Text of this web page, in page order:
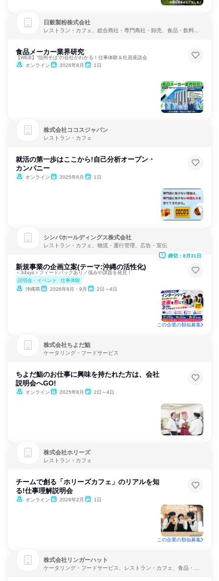
日穀製粉株式会社
レストラン・カフェ、総合商社・専門商社・卸売、食品・飲料メ
食品メーカー業界研究
【WEB】“信州そば”の会社がわかる！仕事体験＆社員座談会
オンライン
2026年8月 1日
株式会社ココスジャパン
レストラン・カフェ
就活の第一歩はここから!自己分析オープン・
カンパニー
オンライン 2025年6月 1日
シンバホールディングス株式会社
レストラン・カフェ、物流・運行管理、広告・宣伝
新規事業の企画立案(テーマ:沖縄の活性化)
＜3days＞フィードバックあり／強みや課題を発見！
説明会・イベント
仕事体験
沖縄県
2026年8月・9月 2日～4日
締切：8月31日
この企業の類似募集
株式会社ちよだ鮨
ケータリング・フードサービス
ちよだ鮨のお仕事に興味を持たれた方は、会社
説明会へGO!
オンライン 2025年8月 2日～4日
株式会社ホリーズ
レストラン・カフェ
チームで創る「ホリーズカフェ」のリアルを知
る!仕事理解説明会
オンライン 2026年2月 1日
この企業の類似募集
株式会社リンガーハット
ケータリング・フードサービス、レストラン・カフェ、食品・飲